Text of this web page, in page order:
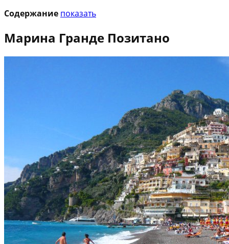
Содержание показать
Марина Гранде Позитано